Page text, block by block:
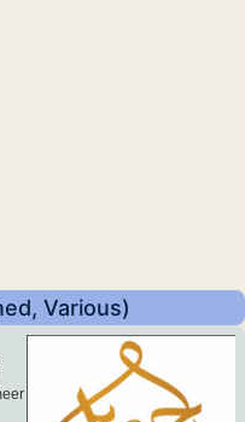
Various)